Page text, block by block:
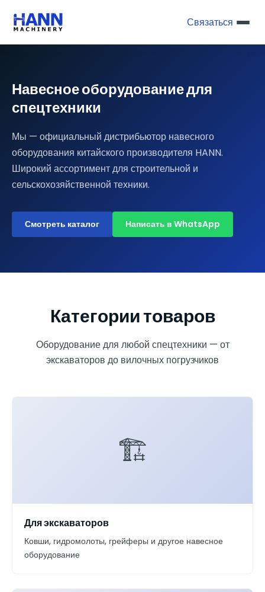
Связаться
Навесное оборудование для
спецтехники
Мы — официальный дистрибьютор навесного
оборудования китайского производителя HANN.
Широкий ассортимент для строительной и
сельскохозяйственной техники.
Смотреть каталог Написать в WhatsApp
Категории товаров
Оборудование для любой спецтехники — от
экскаваторов до вилочных погрузчиков
🏗️
Для экскаваторов
Ковши, гидромолоты, грейферы и другое навесное
оборудование